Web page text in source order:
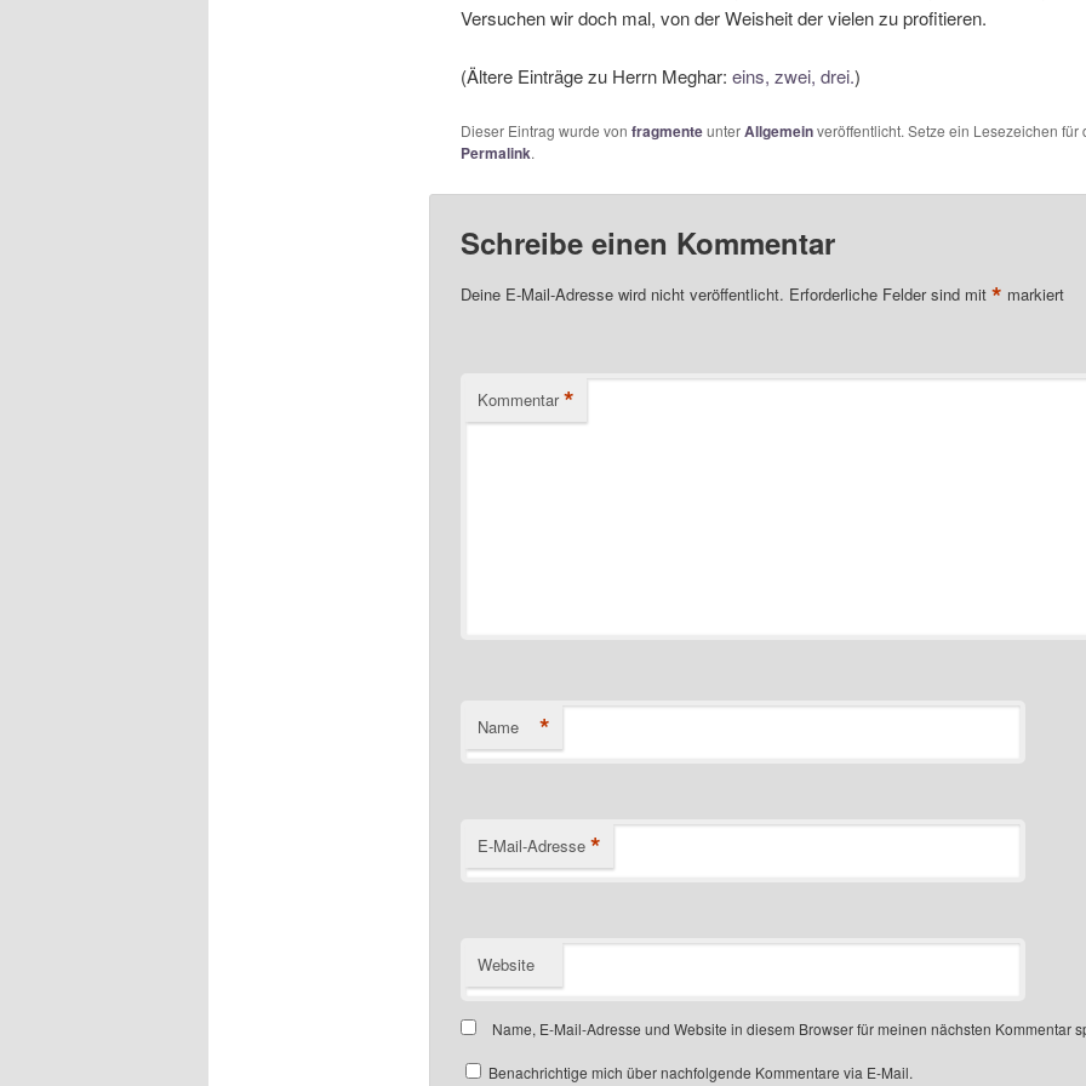
Versuchen wir doch mal, von der Weisheit der vielen zu profitieren.
(Ältere Einträge zu Herrn Meghar: eins, zwei, drei.)
Dieser Eintrag wurde von fragmenteunterAllgemeinveröffentlicht. Setze ein Lesezeichen für
Permalink.
Schreibe einen Kommentar
Deine E-Mail-Adresse wird nicht veröffentlicht. Erforderliche Felder sind mit * markiert
Kommentar *
Name *
E-Mail-Adresse *
Website
Name, E-Mail-Adresse und Website in diesem Browser für meinen nächsten Kommentar
Benachrichtige mich über nachfolgende Kommentare via E-Mail.